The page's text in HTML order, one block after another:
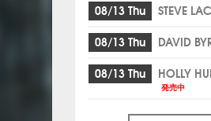
08/13 Thu
STEVE
08/13 Thu DAVID
08/13 Thu HOLLY
発売中